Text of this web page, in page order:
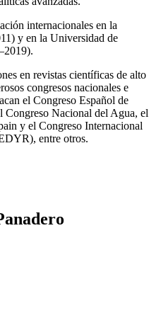
internacionales en la
y en la Universidad de
en revistas científicas de alto
congresos nacionales e
el Congreso Español de
Nacional del Agua, el
y el Congreso Internacional
entre otros.